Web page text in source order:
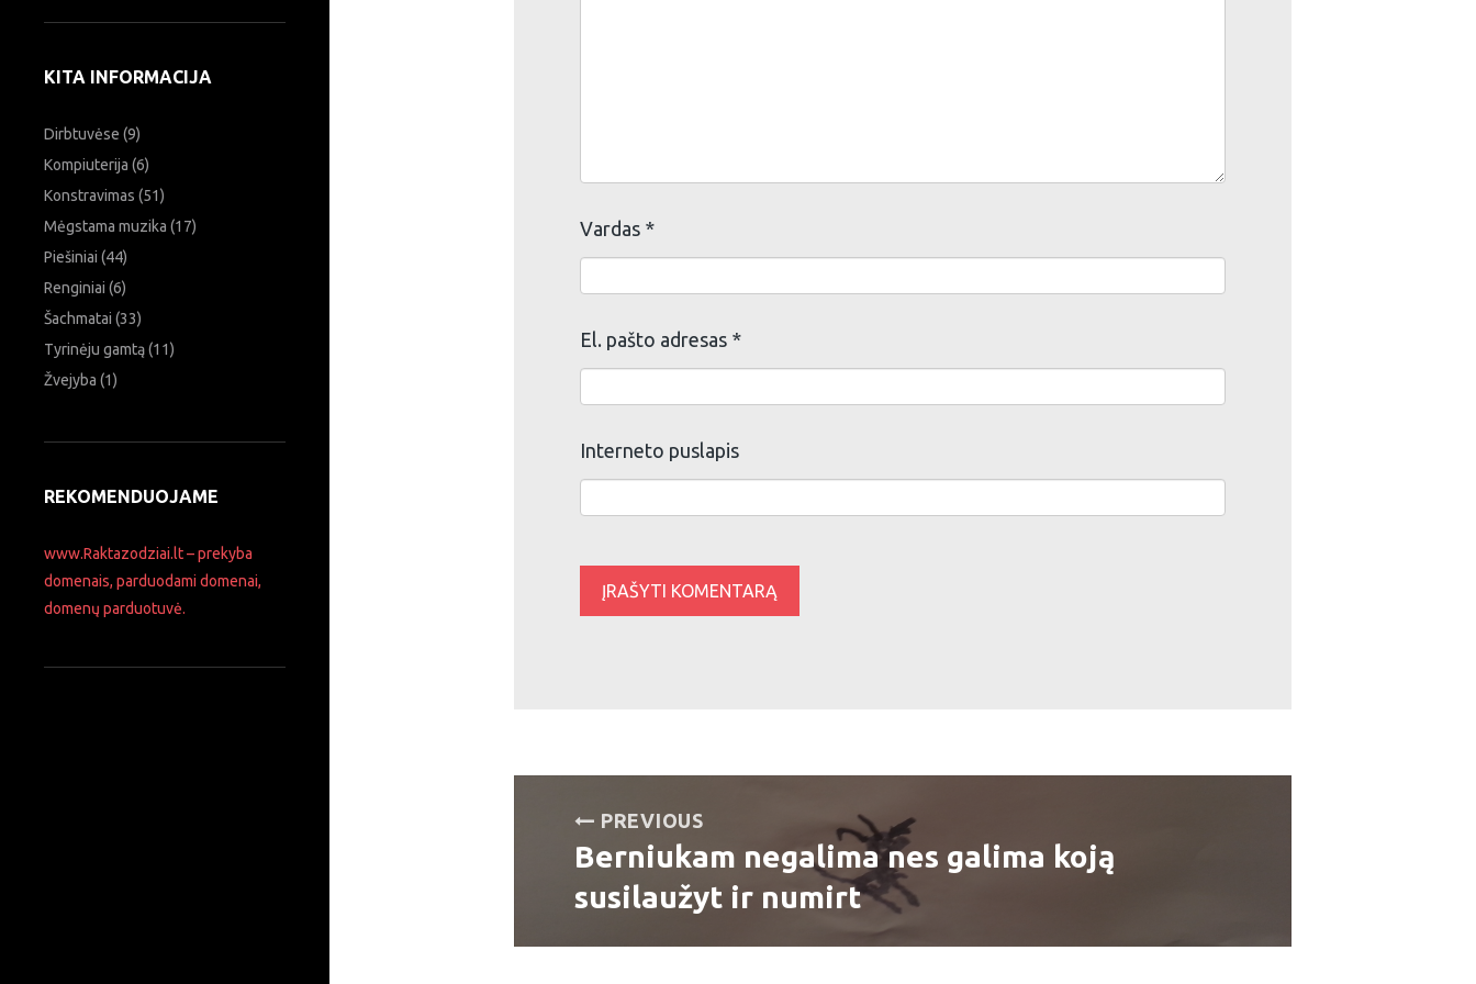
Vardas *
El. pašto adresas *
Interneto puslapis
Navigacija
tarp
įrašų
PREVIOUS
Previous
post:
Berniukam negalima nes galima koją
susilaužyt ir numirt
KITA INFORMACIJA
Dirbtuvėse (9)
Kompiuterija (6)
Konstravimas (51)
Mėgstama muzika (17)
Piešiniai (44)
Renginiai (6)
Šachmatai (33)
Tyrinėju gamtą(11)
Žvejyba (1)
REKOMENDUOJAME
www.Raktazodziai.lt – prekyba
domenais, parduodami domenai,
domenų parduotuvė.